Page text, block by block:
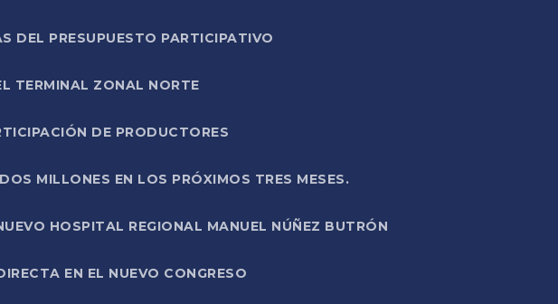
DEL PRESUPUESTO PARTICIPATIVO
TERMINAL ZONAL NORTE
DE PRODUCTORES
MILLONES EN LOS PRÓXIMOS TRES MESES.
HOSPITAL REGIONAL MANUEL NÚÑEZ BUTRÓN
EN EL NUEVO CONGRESO